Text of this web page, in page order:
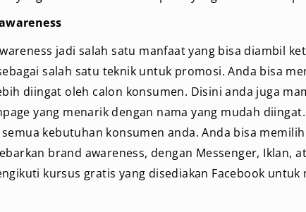
jadi salah satu manfaat yang bisa diambil
salah satu teknik untuk promosi. Anda bisa
diingat oleh calon konsumen. Disini anda juga
yang menarik dengan nama yang mudah
kebutuhan konsumen anda. Anda bisa
brand awareness, dengan Messenger, Iklan,
kursus gratis yang disediakan Facebook untuk